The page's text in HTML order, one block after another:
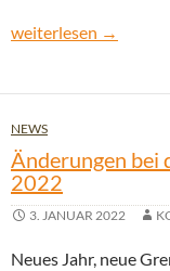
Änderungen bei den
weiterlesen →
NEWS
Änderungen bei
2022
3. JANUAR 2022
Neues Jahr, neue